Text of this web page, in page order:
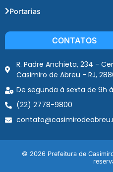
Portarias
CONTATOS
R. Padre Anchieta, 234 -
Casimiro de Abreu - RJ,
De segunda à sexta de 9h
(22) 2778-9800
© 2026 Prefeitura de